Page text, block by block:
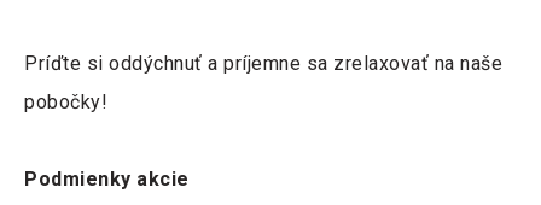
Príďte si oddýchnuť a príjemne sa zrelaxovať na naše
pobočky!
Podmienky akcie